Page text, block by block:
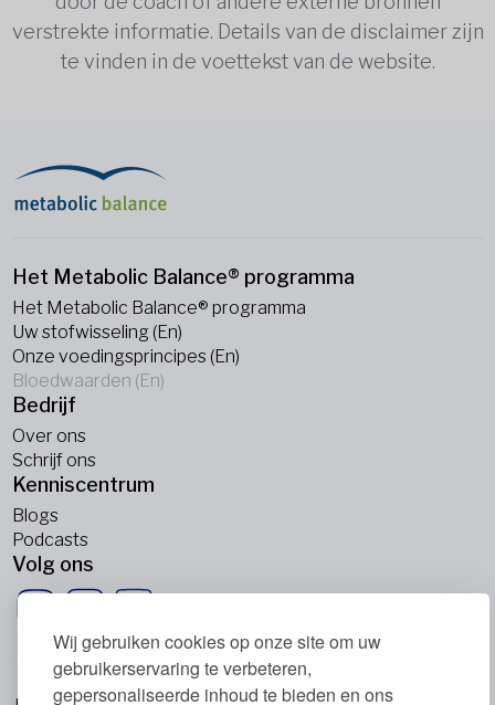
Wij gebruiken cookies op onze site om uw
gebruikerservaring te verbeteren,
gepersonaliseerde inhoud te bieden en ons
verstrekte informatie. Details van de disclaimer zijn
te vinden in de voettekst van de website.
Het Metabolic Balance® programma
Het Metabolic Balance® programma
Uw stofwisseling (En)
Onze voedingsprincipes (En)
Bloedwaarden (En)
Bedrijf
Over ons
Schrijf ons
Kenniscentrum
Blogs
Podcasts
Volg ons